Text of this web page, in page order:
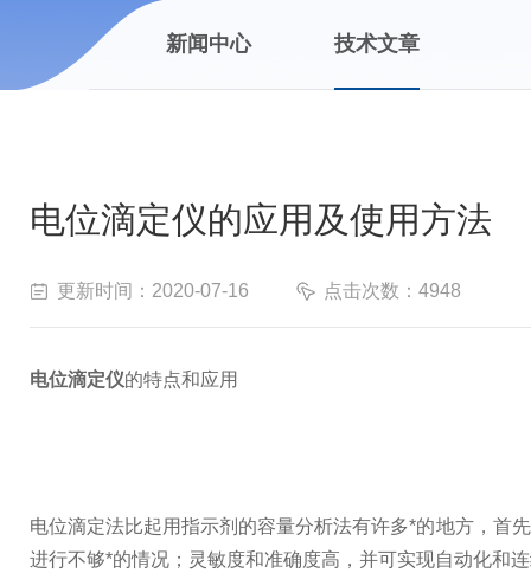
新闻中心 技术文章
电位滴定仪的应用及使用方法
更新时间：2020-07-16 点击次数：4948
电位滴定仪的特点和应用
电位滴定法比起用指示剂的容量分析法有许多*的地方，首
进行不够*的情况；灵敏度和准确度高，并可实现自动化和